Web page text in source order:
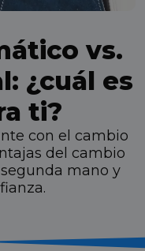
vs.
¿cuál es
ti?
con el cambio
del cambio
mano y